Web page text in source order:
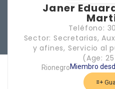
Janer
Teléfono:
Sector: Secretarias,
y afines, Servicio al
(Age:
RionegroMiembro